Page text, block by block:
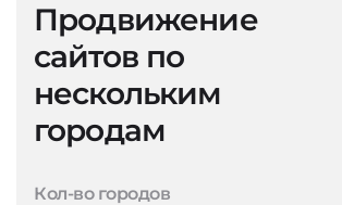
Продвижение
сайтов по
нескольким
городам
Кол-во городов